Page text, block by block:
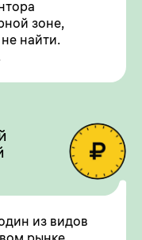
зоне,
найти.
из видов